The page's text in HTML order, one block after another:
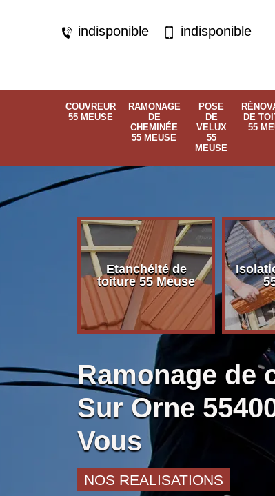
indisponible indisponible
COUVREUR
55 MEUSE
RAMONAGE
DE
CHEMINÉE
55 MEUSE
POSE
DE
VELUX
55
MEUSE
DE
55
Etanchéité de
toiture 55 Meuse
Ramonage de
Sur Orne
Vous
NOS REALISATIONS